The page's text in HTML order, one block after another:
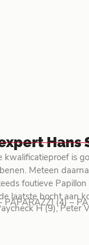
Hans
kwalificatieproef is
Meteen
foutieve
laatste bocht aan
PAPARAZZI (4) –
H (9), Peter